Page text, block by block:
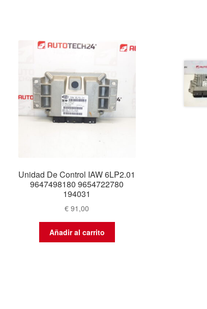
Unidad De Control IAW 6LP2.01
9647498180 9654722780
194031
€ 91,00
Añadir al carrito